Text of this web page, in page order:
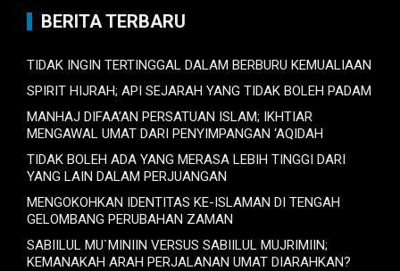
BERITA TERBARU
TIDAK INGIN TERTINGGAL DALAM BERBURU KEMUALIAAN
SPIRIT HIJRAH; API SEJARAH YANG TIDAK BOLEH PADAM
MANHAJ DIFAA’AN PERSATUAN ISLAM; IKHTIAR
MENGAWAL UMAT DARI PENYIMPANGAN ‘AQIDAH
TIDAK BOLEH ADA YANG MERASA LEBIH TINGGI DARI
YANG LAIN DALAM PERJUANGAN
MENGOKOHKAN IDENTITAS KE-ISLAMAN DI TENGAH
GELOMBANG PERUBAHAN ZAMAN
SABIILUL MU`MINIIN VERSUS SABIILUL MUJRIMIIN;
KEMANAKAH ARAH PERJALANAN UMAT DIARAHKAN?